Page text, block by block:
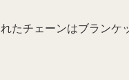
たチェーンはブラン